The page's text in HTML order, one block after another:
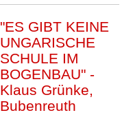
"ES GIBT KEINE
UNGARISCHE
SCHULE IM
BOGENBAU" -
Klaus Grünke,
Bubenreuth